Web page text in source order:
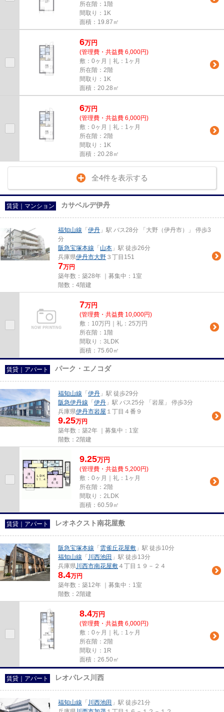
所在階：1階
間取り：1K
面積：19.87㎡
6万円
(管理費・共益費 6,000円)
敷：0ヶ月｜礼：1ヶ月
所在階：2階
間取り：1K
面積：20.28㎡
6万円
(管理費・共益費 6,000円)
敷：0ヶ月｜礼：1ヶ月
所在階：2階
間取り：1K
面積：20.28㎡
全4件を表示する
賃貸｜マンション カサベルデ伊丹
福知山線 「 伊丹 」駅 バス28分 「大野（伊丹市）」 停歩3
分
阪急宝塚本線 「 山本 」駅 徒歩26分
兵庫県伊丹市大野 ３丁目151
7万円
築年数：築28年 ｜募集中： 1室
階数：4階建
7万円
(管理費・共益費 10,000円)
敷：10万円｜礼：25万円
所在階：1階
間取り：3LDK
面積：75.60㎡
賃貸｜アパート パーク・エノコダ
福知山線 「 伊丹 」駅 徒歩29分
阪急伊丹線 「 伊丹 」駅 バス25分 「岩屋」 停歩3分
兵庫県伊丹市岩屋 １丁目４番９
9.25万円
築年数：築2年 ｜募集中： 1室
階数：2階建
9.25万円
(管理費・共益費 5,200円)
敷：0ヶ月｜礼：1ヶ月
所在階：2階
間取り：2LDK
面積：60.59㎡
賃貸｜アパート レオネクスト南花屋敷
阪急宝塚本線 「 雲雀丘花屋敷 」駅 徒歩10分
福知山線 「 川西池田 」駅 徒歩13分
兵庫県川西市南花屋敷 ４丁目１９－２４
8.4万円
築年数：築12年 ｜募集中： 1室
階数：2階建
8.4万円
(管理費・共益費 6,000円)
敷：0ヶ月｜礼：1ヶ月
所在階：2階
間取り：1R
面積：26.50㎡
賃貸｜アパート レオパレス川西
福知山線 「 川西池田 」駅 徒歩21分